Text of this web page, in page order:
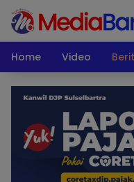
Langsung
konten
Home
Video